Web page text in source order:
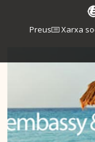
Preus Xarxa